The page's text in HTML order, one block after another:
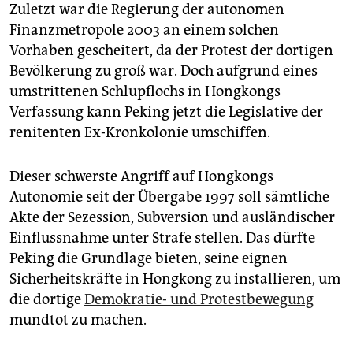
Zuletzt war die Regierung der autonomen
Finanzmetropole 2003 an einem solchen
Vorhaben gescheitert, da der Protest der dortigen
Bevölkerung zu groß war. Doch aufgrund eines
umstrittenen Schlupflochs in Hongkongs
Verfassung kann Peking jetzt die Legislative der
renitenten Ex-Kronkolonie umschiffen.
Dieser schwerste Angriff auf Hongkongs
Autonomie seit der Übergabe 1997 soll sämtliche
Akte der Sezession, Subversion und ausländischer
Einflussnahme unter Strafe stellen. Das dürfte
Peking die Grundlage bieten, seine eignen
Sicherheitskräfte in Hongkong zu installieren, um
die dortigeDemokratie- und Protestbewegung
mundtot zu machen.